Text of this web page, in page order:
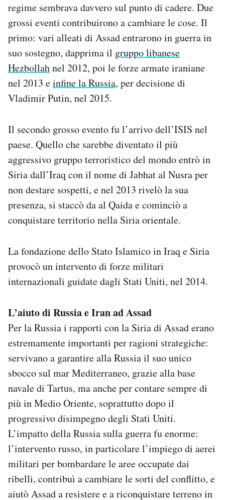
regime sembrava davvero sul punto di cadere. Due
grossi eventi contribuirono a cambiare le cose. Il
primo: vari alleati di Assad entrarono in guerra in
suo sostegno, dapprima il gruppo libanese
Hezbollahnel 2012, poi le forze armate iraniane
nel 2013 einfine la Russia, per decisione di
Vladimir Putin, nel 2015.
Il secondo grosso evento fu l’arrivo dell’ISIS nel
paese. Quello che sarebbe diventato il più
aggressivo gruppo terroristico del mondo entrò in
Siria dall’Iraq con il nome di Jabhat al Nusra per
non destare sospetti, e nel 2013 rivelò la sua
presenza, si staccò da al Qaida e cominciò a
conquistare territorio nella Siria orientale.
La fondazione dello Stato Islamico in Iraq e Siria
provocò un intervento di forze militari
internazionali guidate dagli Stati Uniti, nel 2014.
L’aiuto di Russia e Iran ad Assad
Per la Russia i rapporti con la Siria di Assad erano
estremamente importanti per ragioni strategiche:
servivano a garantire alla Russia il suo unico
sbocco sul mar Mediterraneo, grazie alla base
navale di Tartus, ma anche per contare sempre di
più in Medio Oriente, soprattutto dopo il
progressivo disimpegno degli Stati Uniti.
L’impatto della Russia sulla guerra fu enorme:
l’intervento russo, in particolare l’impiego di aerei
militari per bombardare le aree occupate dai
ribelli, contribuì a cambiare le sorti del conflitto, e
aiutò Assad a resistere e a riconquistare terreno in